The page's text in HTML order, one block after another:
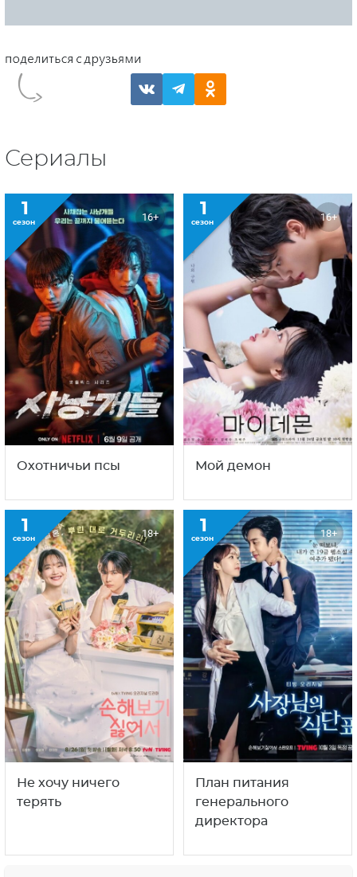
Сериалы
1
сезон 16+
Охотничьи псы
1
сезон 16+
Мой демон
1
сезон 18+
Не хочу ничего
терять
1
сезон 18+
План питания
генерального
директора